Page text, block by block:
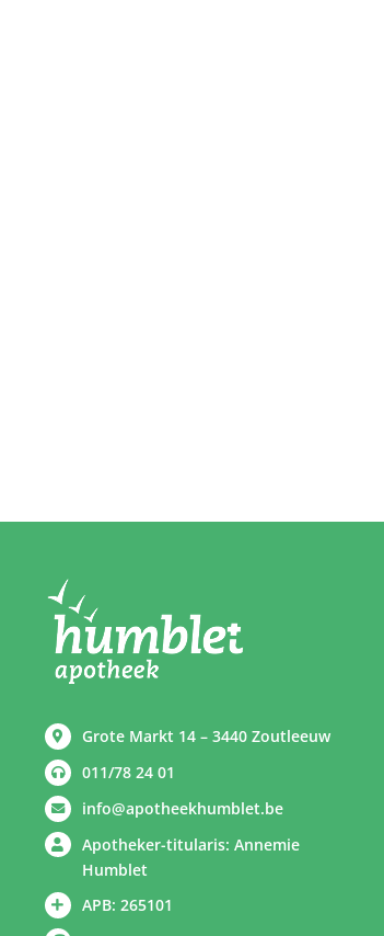
Grote Markt 14 – 3440 Zoutleeuw
011/78 24 01
info@apotheekhumblet.be
Apotheker-titularis: Annemie
Humblet
APB: 265101